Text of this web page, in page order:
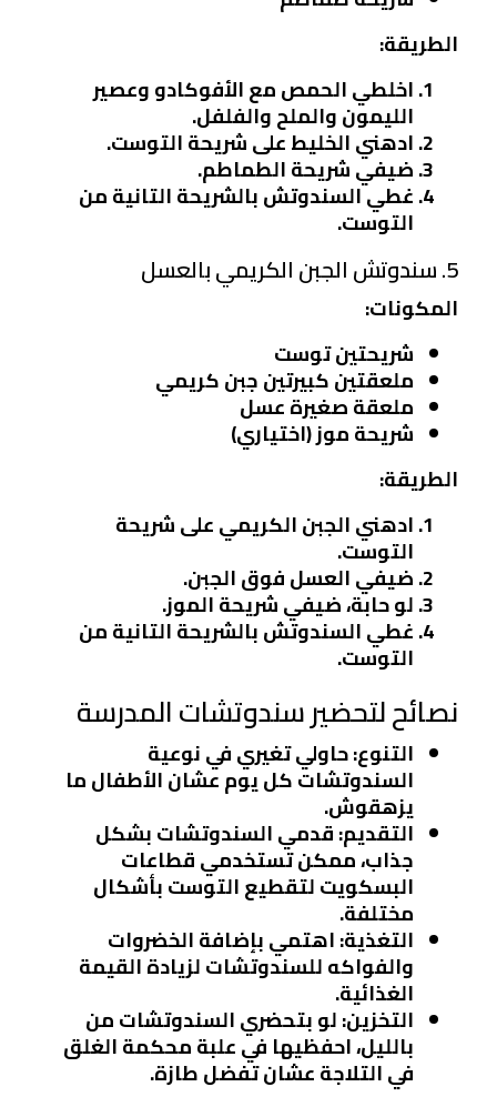
الطريقة:
اخلطي الحمص مع الأفوكادو وعصير
الليمون والملح والفلفل.
ادهني الخليط على شريحة التوست.
ضيفي شريحة الطماطم.
غطي السندوتش بالشريحة التانية من
التوست.
5. سندوتش الجبن الكريمي بالعسل
المكونات:
شريحتين توست
ملعقتين كبيرتين جبن كريمي
ملعقة صغيرة عسل
شريحة موز (اختياري)
الطريقة:
ادهني الجبن الكريمي على شريحة
التوست.
ضيفي العسل فوق الجبن.
لو حابة، ضيفي شريحة الموز.
غطي السندوتش بالشريحة التانية من
التوست.
نصائح لتحضير سندوتشات المدرسة
التنوع:حاولي تغيري في نوعية
السندوتشات كل يوم عشان الأطفال ما
يزهقوش.
التقديم:قدمي السندوتشات بشكل
جذاب، ممكن تستخدمي قطاعات
البسكويت لتقطيع التوست بأشكال
مختلفة.
التغذية:اهتمي بإضافة الخضروات
والفواكه للسندوتشات لزيادة القيمة
الغذائية.
التخزين:لو بتحضري السندوتشات من
بالليل، احفظيها في علبة محكمة الغلق
في التلاجة عشان تفضل طازة.